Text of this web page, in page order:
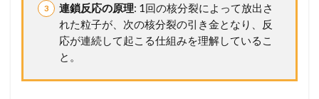
ー
シ
ッ
プ
が
必
連鎖反応の原理: 1回の核分裂によって放出さ
れた粒子が、次の核分裂の引き金となり、反
応が連続して起こる仕組みを理解しているこ
と。